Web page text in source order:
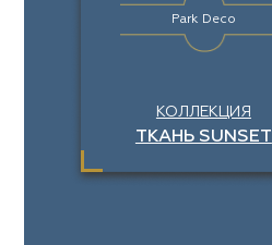
Park Deco
КОЛЛЕКЦИЯ
ТКАНЬ SUNSET